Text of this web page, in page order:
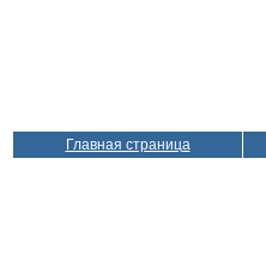
Главная страница